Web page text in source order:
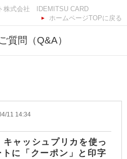
ホームページTOPに戻る
質問（Q&A）
11 14:34
ャッシュプリカを使っ
に「クーポン」と印字